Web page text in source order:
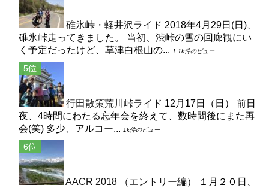
碓氷峠・軽井沢ライド 2018年4月29日(日)、
碓氷峠走ってきました。 当初、渋峠の雪の回廊観にい
く予定だったけど、草津白根山の... 1.1k件のビュー
行田散策荒川峠ライド 12月17日（日） 前日
夜、4時間にわたる忘年会を終えて、数時間後にまた再
会(笑) 多少、アルコー... 1k件のビュー
AACR 2018 （エントリー編）
１月２０日、